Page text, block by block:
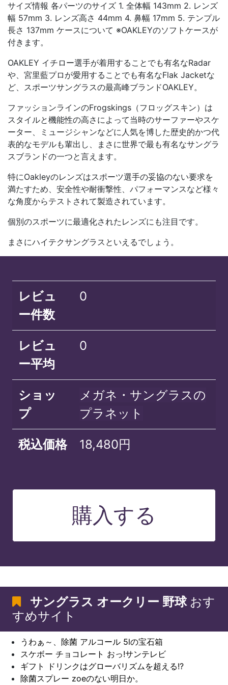
サイズ情報 各パーツのサイズ 1. 全体幅 143mm 2. レンズ
幅 57mm 3. レンズ高さ 44mm 4. 鼻幅 17mm 5. テンプル
長さ 137mm ケースについて ※OAKLEYのソフトケースが
付きます。
OAKLEY イチロー選手が着用することでも有名なRadar
や、宮里藍プロが愛用することでも有名なFlak Jacketな
ど、スポーツサングラスの最高峰ブランドOAKLEY。
ファッションラインのFrogskings（フロッグスキン）は
スタイルと機能性の高さによって当時のサーファーやスケ
ーター、ミュージシャンなどに人気を博した歴史的かつ代
表的なモデルも輩出し、まさに世界で最も有名なサングラ
スブランドの一つと言えます。
特にOakleyのレンズはスポーツ選手の妥協のない要求を
満たすため、安全性や耐衝撃性、パフォーマンスなど様々
な角度からテストされて製造されています。
個別のスポーツに最適化されたレンズにも注目です。
まさにハイテクサングラスといえるでしょう。
レビュ
ー件数
0
レビュ
ー平均
0
ショッ
プ
メガネ・サングラスの
プラネット
税込価格 18,480円
購入する
サングラス オークリー 野球おす
すめサイト
うわぁ～、除菌 アルコール 5lの宝石箱
スケボー チョコレート おっ!サンテレビ
ギフト ドリンクはグローバリズムを超える!?
除菌スプレー zoeのない明日か。